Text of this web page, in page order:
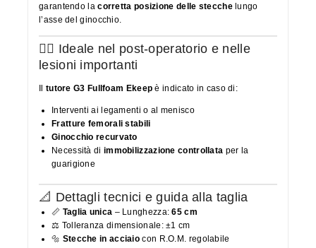
garantendo lacorretta posizione delle stecchelungo
l’asse del ginocchio.
👨‍⚕️ Ideale nel post-operatorio e nelle
lesioni importanti
Il tutore G3 Fullfoam Ekeep è indicato in caso di:
Interventi ai legamenti o al menisco
Fratture femorali stabili
Ginocchio recurvato
Necessità di immobilizzazione controllata per la
guarigione
📐 Dettagli tecnici e guida alla taglia
📏 Taglia unica – Lunghezza:65 cm
⚖️ Tolleranza dimensionale: ±1 cm
🔩 Stecche in acciaio con R.O.M. regolabile